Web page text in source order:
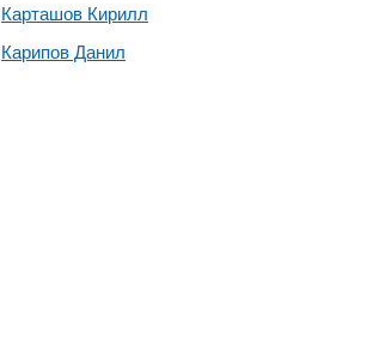
Карташов Кирилл
Карипов Данил